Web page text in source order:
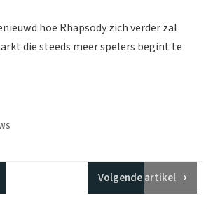
hoe Rhapsody zich verder zal
die steeds meer spelers begint te
Volgendeartikel